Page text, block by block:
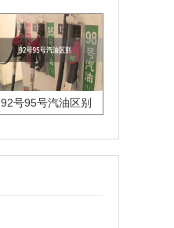
92号95号汽油区别